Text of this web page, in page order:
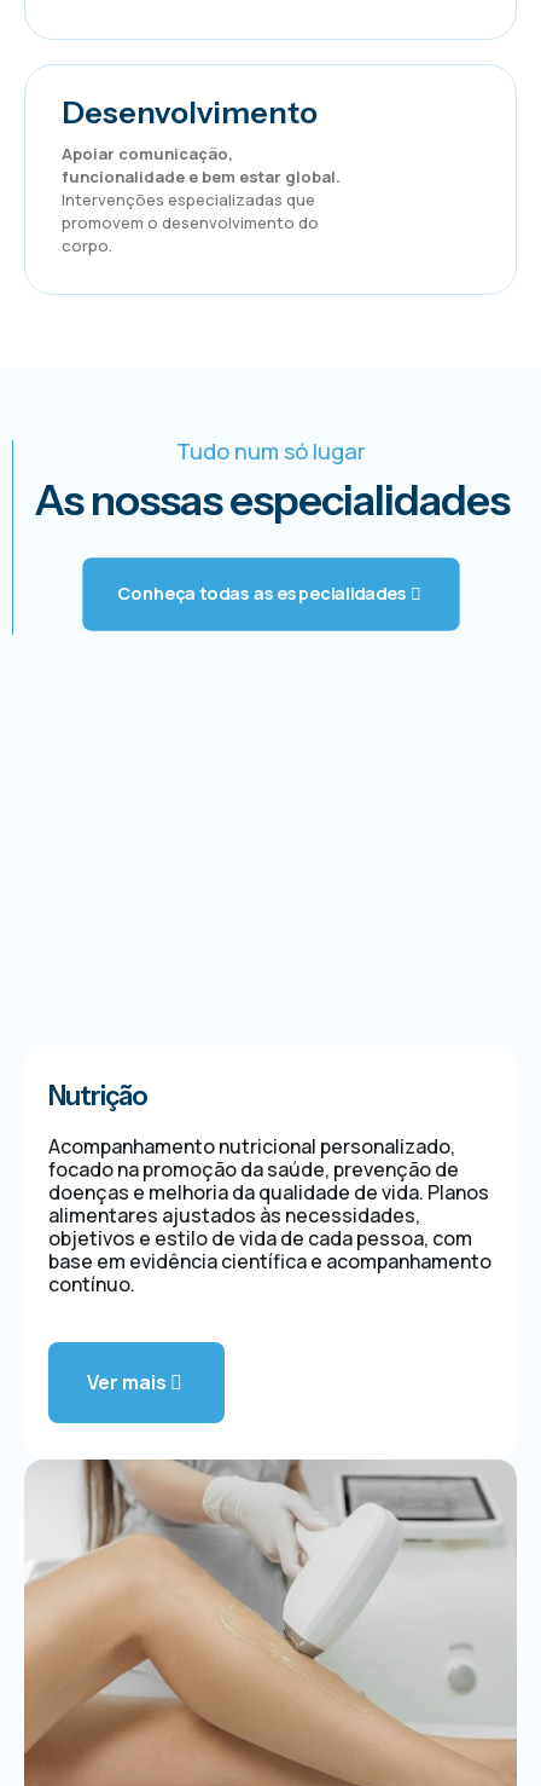
Desenvolvimento
Apoiar comunicação,
funcionalidade e bem estar global.
Intervenções especializadas que
promovem o desenvolvimento do
corpo.
Tudo num só lugar
As nossas especialidades
Conheça todas as especialidades
Ver mais
Nutrição
Acompanhamento nutricional personalizado,
focado na promoção da saúde, prevenção de
doenças e melhoria da qualidade de vida. Planos
alimentares ajustados às necessidades,
objetivos e estilo de vida de cada pessoa, com
base em evidência científica e acompanhamento
contínuo.